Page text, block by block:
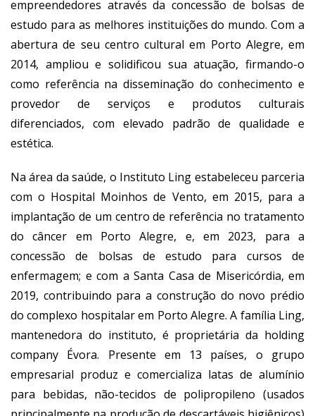
empreendedores através da concessão de bolsas de
estudo para as melhores instituições do mundo. Com a
abertura de seu centro cultural em Porto Alegre, em
2014, ampliou e solidificou sua atuação, firmando-o
como referência na disseminação do conhecimento e
provedor de serviços e produtos culturais
diferenciados, com elevado padrão de qualidade e
estética.
Na área da saúde, o Instituto Ling estabeleceu parceria
com o Hospital Moinhos de Vento, em 2015, para a
implantação de um centro de referência no tratamento
do câncer em Porto Alegre, e, em 2023, para a
concessão de bolsas de estudo para cursos de
enfermagem; e com a Santa Casa de Misericórdia, em
2019, contribuindo para a construção do novo prédio
do complexo hospitalar em Porto Alegre. A família Ling,
mantenedora do instituto, é proprietária da holding
company Évora. Presente em 13 países, o grupo
empresarial produz e comercializa latas de alumínio
para bebidas, não-tecidos de polipropileno (usados